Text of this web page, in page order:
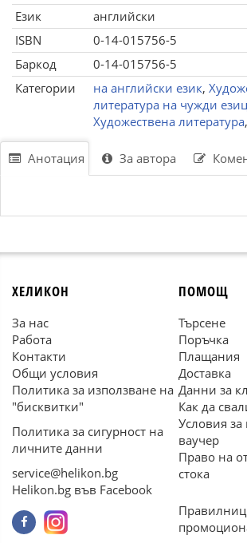
Език
английски
ISBN
0-14-015756-5
Баркод
0-14-015756-5
Категории
на английски език,
литература на чужди
Художествена литература,
Анотация За автора
ХЕЛИКОН
За нас
Работа
Контакти
Общи условия
Политика за използване на
"бисквитки"
Политика за сигурност на
личните данни
service@helikon.bg
Helikon.bg във Facebook
ПОМОЩ
Търсене
Поръчка
Плащания
Доставка
Данни за
Как да
Условия
ваучер
Право на
стока